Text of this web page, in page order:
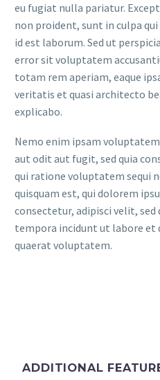
eu fugiat nulla pariatur.
non proident, sunt in culpa
id est laborum. Sed ut
error sit voluptatem
totam rem aperiam, eaque
veritatis et quasi architecto
explicabo.
Nemo enim ipsam
aut odit aut fugit, sed quia
qui ratione voluptatem sequi
quisquam est, qui dolorem
consectetur, adipisci velit, sed
tempora incidunt ut labore et
quaerat voluptatem.
ADDITIONAL